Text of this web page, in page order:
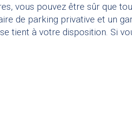
vous pouvez être sûr que
de parking privative et un
tient à votre disposition. Si